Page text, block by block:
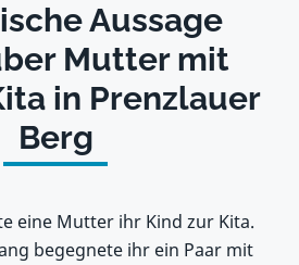
Aussage
Mutter mit
in Prenzlauer
Berg
eine Mutter ihr Kind zur Kita.
begegnete ihr ein Paar mit